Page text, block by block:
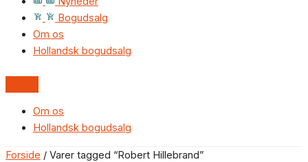
Bogudsalg
Om os
Hollandsk bogudsalg
Om os
Hollandsk bogudsalg
Forside / Varer tagged “Robert Hillebrand”